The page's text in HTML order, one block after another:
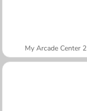
My Arcade Center 2